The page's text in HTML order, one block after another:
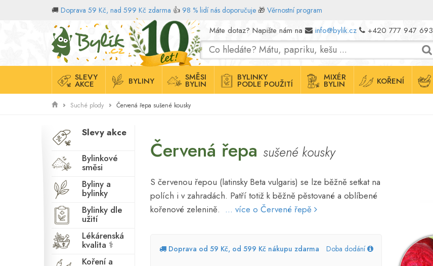
🚚 Doprava 59 Kč, nad 599 Kč zdarma 👍 98 % lidí nás doporučuje 🎁 Věrnostní program
Domů Máte dotaz? Napište nám na info@bylik.cz +420 777 947 693
SLEVY
AKCE BYLINY SMĚSI
BYLIN
BYLINKY
PODLE POUŽITÍ
MIXÉR
BYLIN KOŘENÍ
Suché plody Červená řepa sušené kousky
Slevy akce
Bylinkové
směsi
Byliny a
bylinky
Bylinky dle
užití
Lékárenská
kvalita ⚕
Koření a
Červená řepa sušené kousky
S červenou řepou (latinsky Beta vulgaris) se lze běžně setkat na
polích i v zahradách. Patří totiž k běžně pěstované a oblíbené
kořenové zelenině. ... více o Červené řepě
Doprava od 59 Kč, od 599 Kč nákupu zdarma Doba dodání